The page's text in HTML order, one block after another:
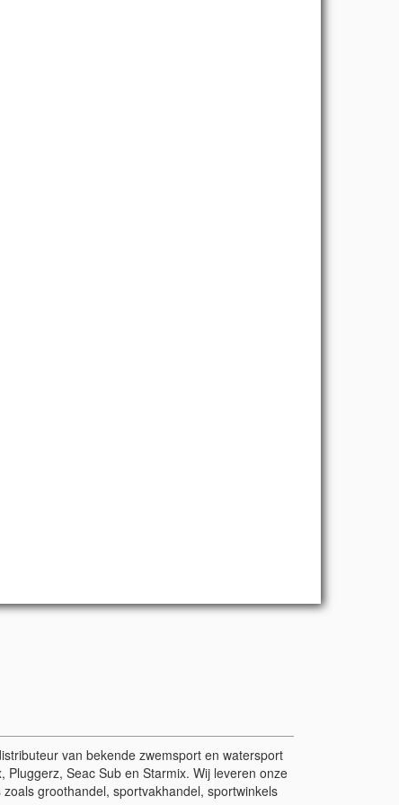
van bekende zwemsport en watersport
Pluggerz, Seac Sub en Starmix. Wij leveren onze
groothandel, sportvakhandel, sportwinkels